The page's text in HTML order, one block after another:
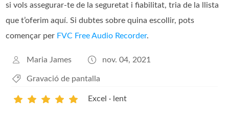
si vols assegurar-te de la seguretat i fiabilitat, tria de la llista
que t’oferim aquí. Si dubtes sobre quina escollir, pots
començar per FVC Free Audio Recorder.
Maria James nov. 04, 2021
Gravació de pantalla
Excel · lent